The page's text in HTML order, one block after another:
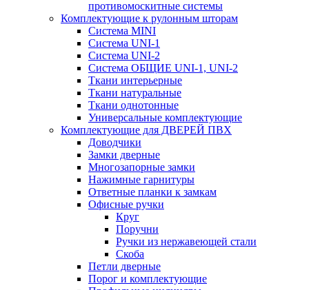
противомоскитные системы
Комплектующие к рулонным шторам
Система MINI
Система UNI-1
Система UNI-2
Система ОБЩИЕ UNI-1, UNI-2
Ткани интерьерные
Ткани натуральные
Ткани однотонные
Универсальные комплектующие
Комплектующие для ДВЕРЕЙ ПВХ
Доводчики
Замки дверные
Многозапорные замки
Нажимные гарнитуры
Ответные планки к замкам
Офисные ручки
Круг
Поручни
Ручки из нержавеющей стали
Скоба
Петли дверные
Порог и комплектующие